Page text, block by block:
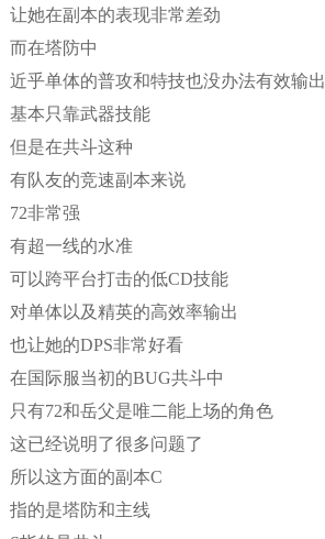
让她在副本的表现非常差劲
而在塔防中
近乎单体的普攻和特技也没办法有效输出
基本只靠武器技能
但是在共斗这种
有队友的竞速副本来说
72非常强
有超一线的水准
可以跨平台打击的低CD技能
对单体以及精英的高效率输出
也让她的DPS非常好看
在国际服当初的BUG共斗中
只有72和岳父是唯二能上场的角色
这已经说明了很多问题了
所以这方面的副本C
指的是塔防和主线